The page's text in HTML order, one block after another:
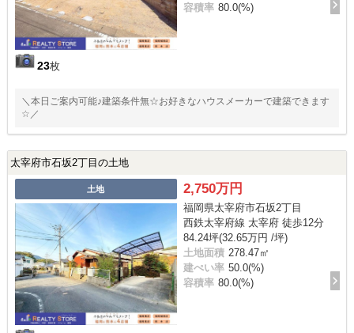
23枚
容積率 80.0(%)
＼本日ご案内可能♪建築条件無☆お好きなハウスメーカーで建築できます
☆／
太宰府市石坂2丁目の土地
土地 2,750万円
福岡県太宰府市石坂2丁目
西鉄太宰府線 太宰府 徒歩12分
84.24坪(32.65万円 /坪)
土地面積 278.47㎡
建ぺい率 50.0(%)
容積率 80.0(%)